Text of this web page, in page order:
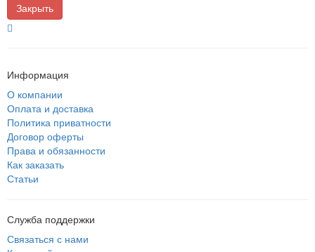
Закрыть
Информация
О компании
Оплата и доставка
Политика приватности
Договор оферты
Права и обязанности
Как заказать
Статьи
Служба поддержки
Связаться с нами